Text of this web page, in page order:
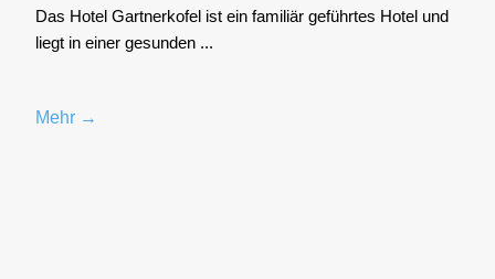
Das Hotel Gart­ner­ko­fel ist ein fami­li­är geführ­tes Hotel und
liegt in einer gesun­den ...
Mehr →